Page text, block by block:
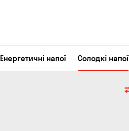
Енергетичні напої Солодкі напої